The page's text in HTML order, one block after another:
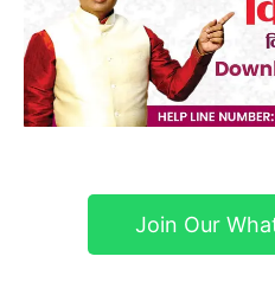
Join Our